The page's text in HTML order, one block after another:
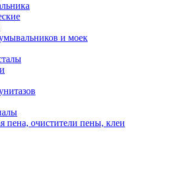
и моек
пена, очистители пены, клеи